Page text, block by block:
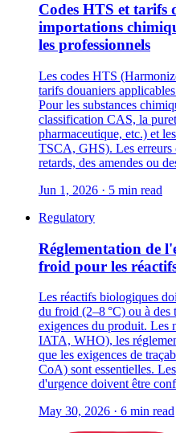
Codes HTS et tarifs
importations
les professionnels
Les codes HTS
tarifs douaniers
Pour les substances
classification CAS, la
pharmaceutique, etc.) et
TSCA, GHS). Les erreurs
retards, des amendes ou
Jun 1, 2026 · 5 min read
Regulatory
Réglementation de
froid pour les
Les réactifs biologiques
du froid (2–8 °C) ou à des
exigences du produit. Les
IATA, WHO), les
que les exigences de
CoA) sont essentielles.
d'urgence doivent être
May 30, 2026 · 6 min read